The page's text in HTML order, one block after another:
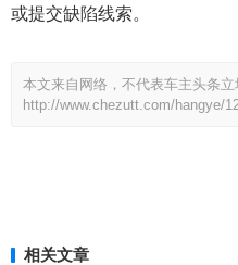
或提交缺陷线索。
本文来自网络，不代表车主头条立
http://www.chezutt.com/hangye/
相关文章